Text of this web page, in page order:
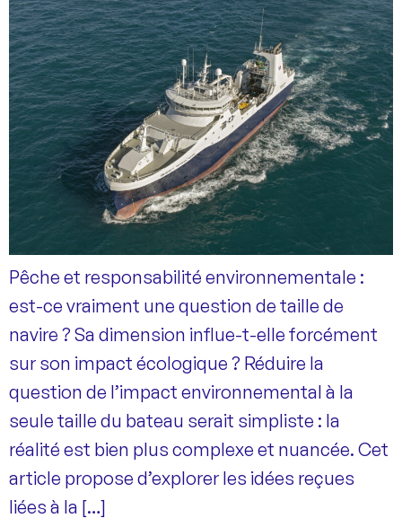
Pêche et responsabilité environnementale :
est-ce vraiment une question de taille de
navire ? Sa dimension influe-t-elle forcément
sur son impact écologique ? Réduire la
question de l’impact environnemental à la
seule taille du bateau serait simpliste : la
réalité est bien plus complexe et nuancée. Cet
article propose d’explorer les idées reçues
liées à la […]